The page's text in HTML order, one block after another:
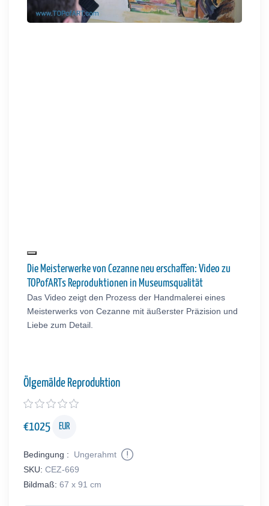
Die Meisterwerke von Cezanne neu erschaffen: Video zu
TOPofARTs Reproduktionen in Museumsqualität
Das Video zeigt den Prozess der Handmalerei eines
Meisterwerks von Cezanne mit äußerster Präzision und
Liebe zum Detail.
Ölgemälde Reproduktion
€1025 EUR
Bedingung :
Ungerahmt
SKU: CEZ-669
Bildmaß: 67 x 91 cm